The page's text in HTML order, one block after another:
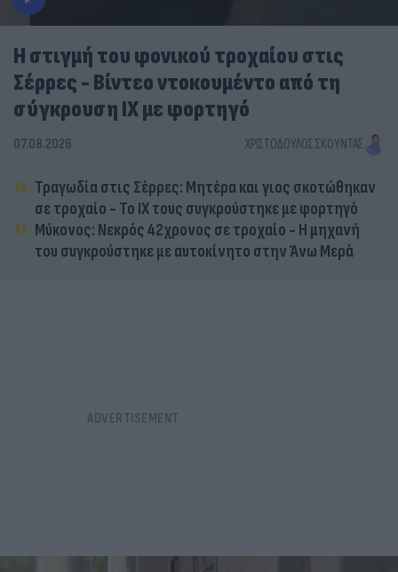
Η στιγμή του φονικού τροχαίου στις
Σέρρες - Βίντεο ντοκουμέντο από τη
σύγκρουση ΙΧ με φορτηγό
07.08.2026 ΧΡΙΣΤΌΔΟΥΛΟΣ ΣΚΟΎΝΤΑΣ
Τραγωδία στις Σέρρες: Μητέρα και γιος σκοτώθηκαν
σε τροχαίο - Το ΙΧ τους συγκρούστηκε με φορτηγό
Μύκονος: Νεκρός 42χρονος σε τροχαίο - Η μηχανή
του συγκρούστηκε με αυτοκίνητο στην Άνω Μερά